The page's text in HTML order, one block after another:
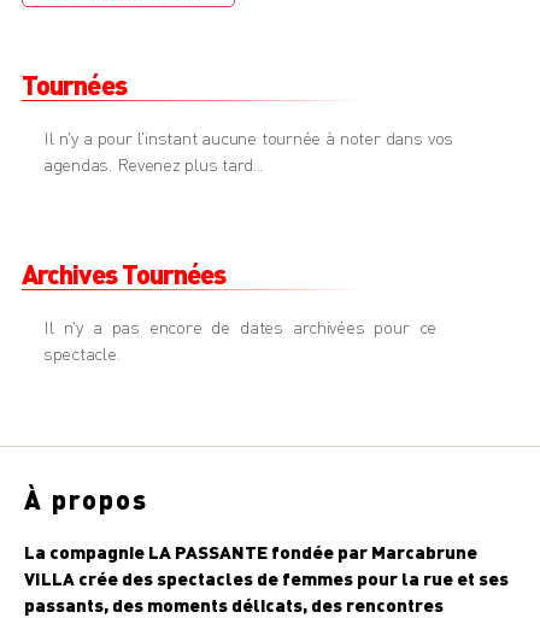
Tournées
Il n'y a pour l'instant aucune tournée à noter dans vos
agendas. Revenez plus tard...
Archives Tournées
Il n'y a pas encore de dates archivées pour ce
spectacle.
À propos
La compagnie LA PASSANTE fondée par Marcabrune
VILLA crée des spectacles de femmes pour la rue et ses
passants, des moments délicats, des rencontres